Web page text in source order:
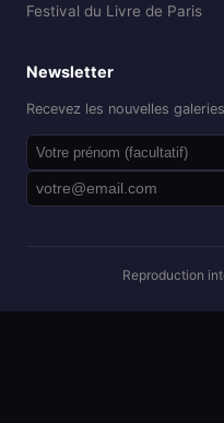
Festival du Livre de Paris
Newsletter
Recevez les nouvelles
Reproduction